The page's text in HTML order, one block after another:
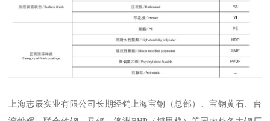
上海志辰实业有限公司长期经销上海宝钢（总部）、宝钢黄石、台